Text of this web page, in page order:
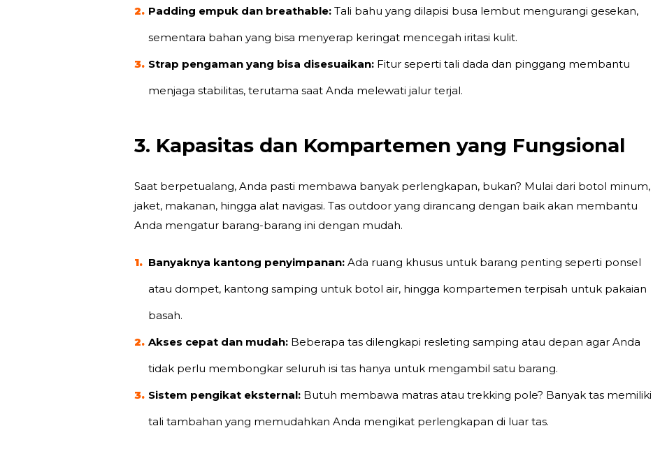
Padding empuk dan breathable: Tali bahu yang dilapisi busa lembut mengurangi gesekan,
sementara bahan yang bisa menyerap keringat mencegah iritasi kulit.
Strap pengaman yang bisa disesuaikan: Fitur seperti tali dada dan pinggang membantu
menjaga stabilitas, terutama saat Anda melewati jalur terjal.
3. Kapasitas dan Kompartemen yang Fungsional
Saat berpetualang, Anda pasti membawa banyak perlengkapan, bukan? Mulai dari botol minum,
jaket, makanan, hingga alat navigasi.Tas outdoor yang dirancang dengan baik akan membantu
Anda mengatur barang-barang ini dengan mudah.
Banyaknya kantong penyimpanan: Ada ruang khusus untuk barang penting seperti ponsel
atau dompet, kantong samping untuk botol air, hingga kompartemen terpisah untuk pakaian
basah.
Akses cepat dan mudah: Beberapa tas dilengkapi resleting samping atau depan agar Anda
tidak perlu membongkar seluruh isi tas hanya untuk mengambil satu barang.
Sistem pengikat eksternal: Butuh membawa matras atau trekking pole? Banyaktas memiliki
tali tambahan yang memudahkan Anda mengikat perlengkapan di luar tas.